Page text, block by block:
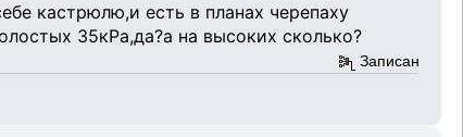
кастрюлю,и есть в планах черепаху
35кРа,да?а на высоких сколько?
Записан